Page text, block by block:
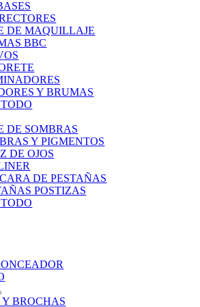
DE MAQUILLAJE
BBC
Y BRUMAS
DE SOMBRAS
Y PIGMENTOS
DE OJOS
DE PESTAÑAS
POSTIZAS
Y BROCHAS